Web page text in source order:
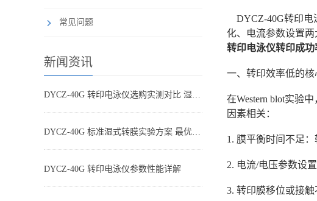
常见问题
新闻资讯
DYCZ-40G 转印电泳仪选购实测对比 湿转设备怎么选不踩坑
DYCZ-40G 标准湿式转膜实验方案 最优参数搭配
DYCZ-40G 转印电泳仪参数性能详解
DYCZ-40G转印电
化、电流参数设置
转印电泳仪转印成功
一、转印效率低的
在Western blot实验
因素相关：
1. 膜平衡时间不足
2. 电流/电压参数设
3. 转印膜移位或接